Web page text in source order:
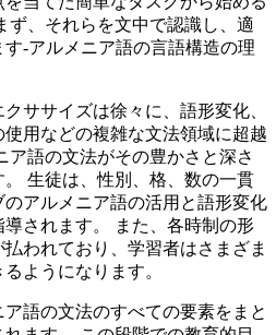
ず、それらを文中で認識し、適
-アルメニア語の言語構造の理
ササイズは徐々に、語形変化、
用などの複雑な文法領域に超越
ア語の文法がその豊かさと深さ
生徒は、性別、格、数の一貫
アルメニア語の活用と語形変化
されます。 また、各時制の形
われており、学習者はさまざま
ようになります。
ア語の文法のすべての要素をまと